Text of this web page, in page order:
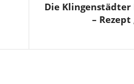
Die Klingenstädter
– Rezept